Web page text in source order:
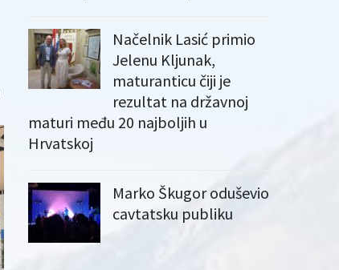
Načelnik Lasić primio
Jelenu Kljunak,
maturanticu čiji je
rezultat na državnoj
maturi među 20 najboljih u
Hrvatskoj
Marko Škugor oduševio
cavtatsku publiku